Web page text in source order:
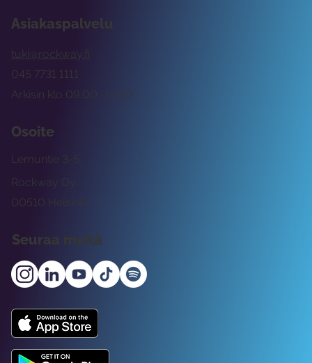
Asiakaspalvelu
tuki@rockway.fi
Arkisin klo 09:00 -15:00
045 7731 1111
Osoite
Rockway Oy
Lemuntie 3-5
00510 Helsinki
Seuraa meitä